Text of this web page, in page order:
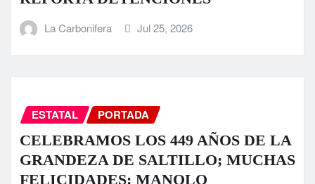
La Carbonifera Jul 25, 2026
ESTATAL PORTADA
CELEBRAMOS LOS 449 AÑOS DE LA
GRANDEZA DE SALTILLO; MUCHAS
FELICIDADES: MANOLO